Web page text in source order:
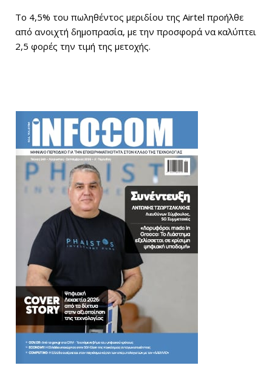
Το 4,5% του πωληθέντος μεριδίου της Airtel προήλθε
από ανοιχτή δημοπρασία, με την προσφορά να καλύπτει
2,5 φορές την τιμή της μετοχής.